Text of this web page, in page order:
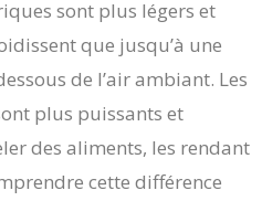
sont plus légers et
que jusqu’à une
de l’air ambiant. Les
plus puissants et
des aliments, les rendant
cette différence